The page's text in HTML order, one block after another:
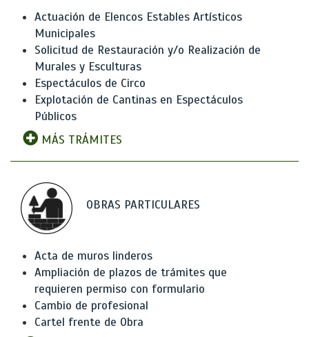
Actuación de Elencos Estables Artísticos
Municipales
Solicitud de Restauración y/o Realización de
Murales y Esculturas
Espectáculos de Circo
Explotación de Cantinas en Espectáculos
Públicos
MÁS TRÁMITES
OBRAS PARTICULARES
Acta de muros linderos
Ampliación de plazos de trámites que
requieren permiso con formulario
Cambio de profesional
Cartel frente de Obra